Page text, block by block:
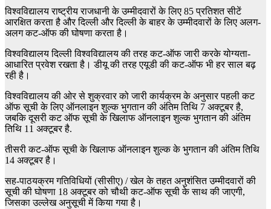
विश्वविद्यालय राष्ट्रीय राजधानी के उम्मीदवारों के लिए 85 प्रतिशत सीटें
आरक्षित करता है और दिल्ली और दिल्ली के बाहर के उम्मीदवारों के लिए अलग-
अलग कट-ऑफ की घोषणा करता है।
विश्वविद्यालय दिल्ली विश्वविद्यालय की तरह कट-ऑफ जारी करके योग्यता-
आधारित प्रवेश रखता है। डीयू की तरह एयूडी की कट-ऑफ भी हर साल बढ़
रही है।
विश्वविद्यालय की ओर से शुक्रवार को जारी कार्यक्रम के अनुसार पहली कट
ऑफ सूची के लिए ऑनलाइन शुल्क भुगतान की अंतिम तिथि 7 अक्टूबर है,
जबकि दूसरी कट ऑफ सूची के खिलाफ ऑनलाइन शुल्क भुगतान की अंतिम
तिथि 11 अक्टूबर है.
तीसरी कट-ऑफ सूची के खिलाफ ऑनलाइन शुल्क के भुगतान की अंतिम तिथि
14 अक्टूबर है।
सह-पाठयक्रम गतिविधियों (सीसीए) / खेल के तहत अनुशंसित उम्मीदवारों की
सूची की घोषणा 18 अक्टूबर को चौथी कट-ऑफ सूची के साथ की जाएगी,
जिसका उल्लेख अनुसूची में किया गया है।